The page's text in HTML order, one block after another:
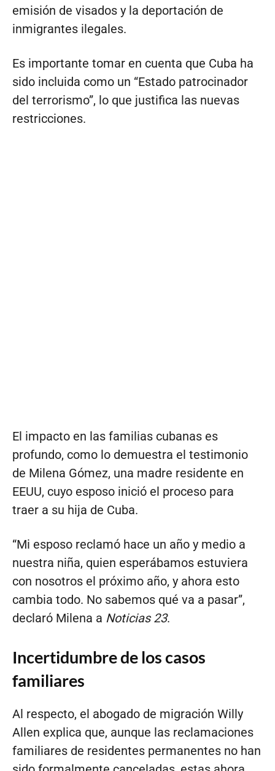
emisión de visados y la deportación de
inmigrantes ilegales.
Es importante tomar en cuenta que Cuba ha
sido incluida como un “Estado patrocinador
del terrorismo”, lo que justifica las nuevas
restricciones.
El impacto en las familias cubanas es
profundo, como lo demuestra el testimonio
de Milena Gómez, una madre residente en
EEUU, cuyo esposo inició el proceso para
traer a su hija de Cuba.
“Mi esposo reclamó hace un año y medio a
nuestra niña, quien esperábamos estuviera
con nosotros el próximo año, y ahora esto
cambia todo. No sabemos qué va a pasar”,
declaró Milena a Noticias 23.
Incertidumbre de los casos
familiares
Al respecto, el abogado de migración Willy
Allen explica que, aunque las reclamaciones
familiares de residentes permanentes no han